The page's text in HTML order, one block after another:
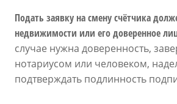
Подать заявку на смену счётчика
недвижимости или его доверенное
случае нужна доверенность,
нотариусом или человеком,
подтверждать подлинность